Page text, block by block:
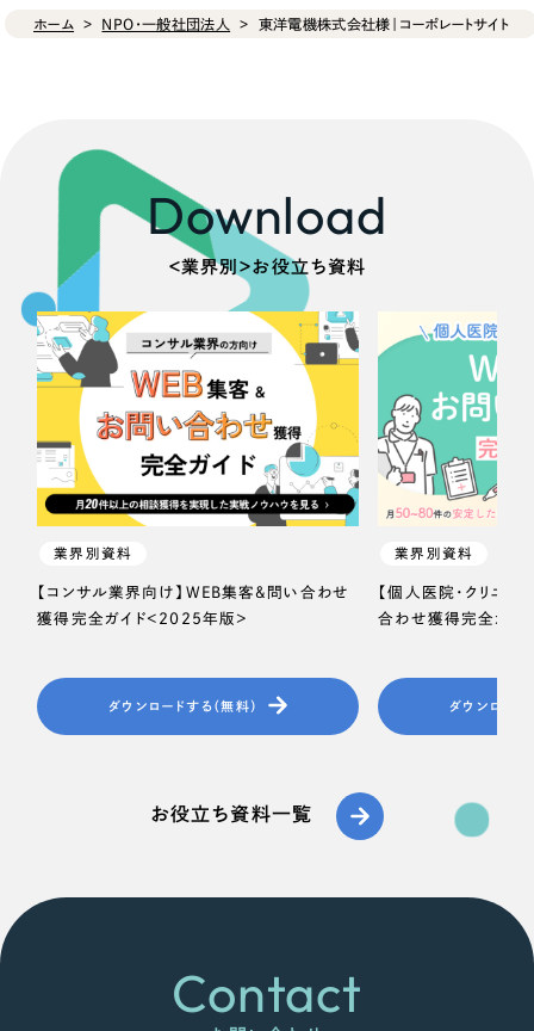
ホーム NPO・一般社団法人 東洋電機株式会社様｜コーポレートサイト
Download
＜業界別＞お役立ち資料
業界別資料
【コンサル業界向け】WEB集客＆問い合わせ
獲得完全ガイド＜2025年版＞
ダウンロードする（無料）
業界別資料
【個人医院・クリニッ
合わせ獲得完全ガイ
ダウンロード
お役立ち資料一覧
Contact